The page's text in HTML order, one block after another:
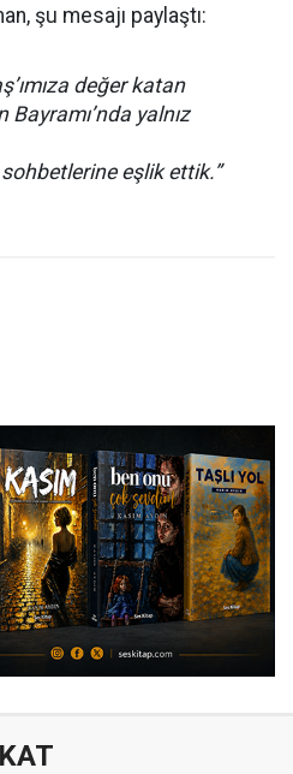
şu mesajı paylaştı:
değer katan
yalnız
eşlik ettik.”